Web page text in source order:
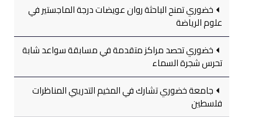
خضوري تمنح الباحثة روان عويضات درجة الماجستير في
علوم الرياضة
خضوري تحصد مراكز متقدمة في مسابقة سواعد شابة
تحرس شجرة السماء
جامعة خضوري تشارك في المخيم التدريبي المناظرات
فلسطين